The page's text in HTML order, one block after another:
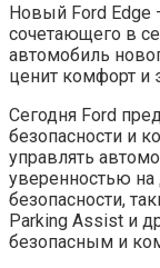
Новый Ford Edge
сочетающего в
автомобиль
ценит комфорт и
Сегодня Ford
безопасности и
управлять
уверенностью на
безопасности,
Parking Assist и
безопасным и